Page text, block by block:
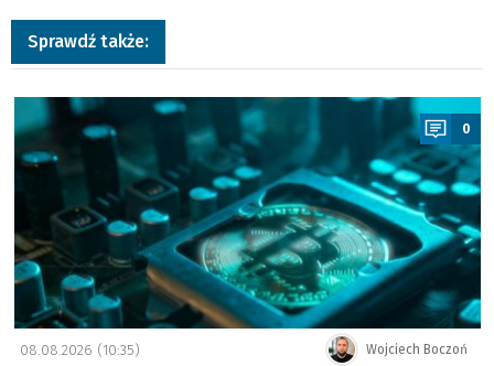
Sprawdź także:
a
0
Wojciech Boczoń
08.08.2026 (10:35)